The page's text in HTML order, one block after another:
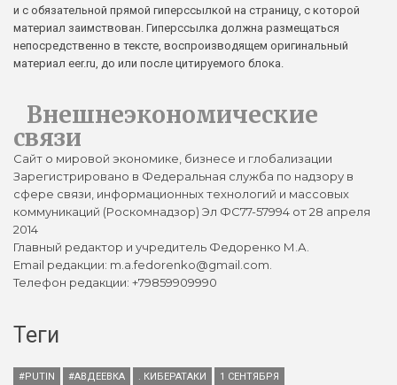
и с обязательной прямой гиперссылкой на страницу, с которой
материал заимствован. Гиперссылка должна размещаться
непосредственно в тексте, воспроизводящем оригинальный
материал eer.ru, до или после цитируемого блока.
Внешнеэкономические
связи
Сайт о мировой экономике, бизнесе и глобализации
Зарегистрировано в Федеральная служба по надзору в
сфере связи, информационных технологий и массовых
коммуникаций (Роскомнадзор) Эл ФС77-57994 от 28 апреля
2014
Главный редактор и учредитель Федоренко М.А.
Email редакции: m.a.fedorenko@gmail.com.
Телефон редакции: +79859909990
Теги
#PUTIN #АВДЕЕВКА . КИБЕРАТАКИ
1 СЕНТЯБРЯ